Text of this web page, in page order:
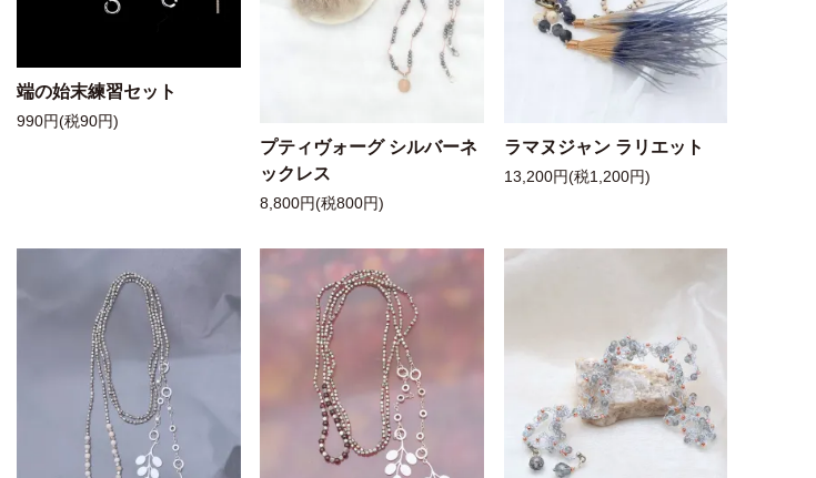
端の始末練習セット
990円(税90円)
プティヴォーグ シルバーネ
ックレス
8,800円(税800円)
ラマヌジャン ラリエット
13,200円(税1,200円)